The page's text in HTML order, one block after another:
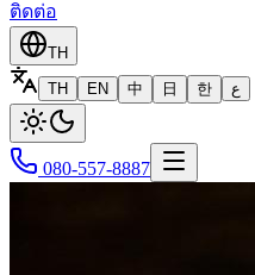
ติดต่อ
TH
TH
EN 中 日 한 ع
080-557-8887